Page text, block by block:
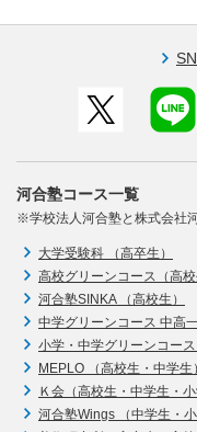
河合塾コース一覧
※学校法人河合塾と株式会社
大学受験科 （高卒生）
高校グリーンコース（高校
河合塾SINKA （高校生）
中学グリーンコース 中高
小学・中学グリーンコー
MEPLO （高校生・中学生）
Ｋ会（高校生・中学生・小
河合塾Wings （中学生・小